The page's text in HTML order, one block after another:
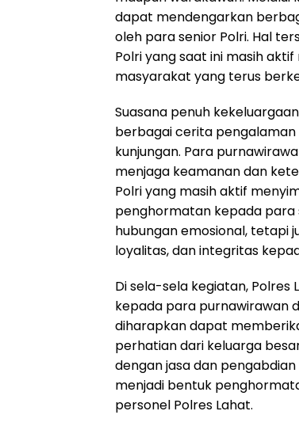
dapat mendengarkan
oleh para senior Polri. Hal
Polri yang saat ini masih
masyarakat yang terus
Suasana penuh
berbagai cerita
kunjungan. Para
menjaga keamanan dan
Polri yang masih aktif
penghormatan kepada
hubungan emosional, tetapi
loyalitas, dan integritas
Di sela-sela kegiatan,
kepada para purnawirawan
diharapkan dapat
perhatian dari keluarga
dengan jasa dan
menjadi bentuk
personel Polres Lahat.